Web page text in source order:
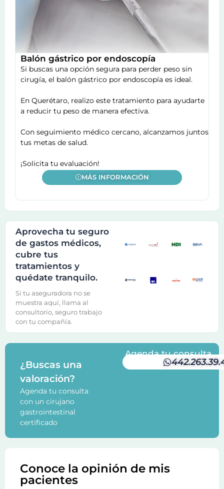
Balón gástrico por endoscopía
Si buscas una opción segura para perder peso sin
cirugía, el balón gástrico por endoscopía es ideal.
En Querétaro, realizo este tratamiento para ayudarte
a reducir tu peso de manera efectiva.
Con seguimiento médico cercano, alcanzamos juntos
tus metas de salud.
¡Solicita tu evaluación!
MÁS INFORMACIÓN
Aprovecha tu seguro
de gastos médicos,
cubre tus
tratamientos y
quédate tranquilo.
Si tu aseguradora no se
muestra aquí, llama al
consultorio, seguro trabajo
con tu compañía.
¿Buscas una
valoración?
Agenda tu consulta
con un cirujano
gastrointestinal
certificado
Agenda tu consulta
Conoce la opinión de mis
pacientes